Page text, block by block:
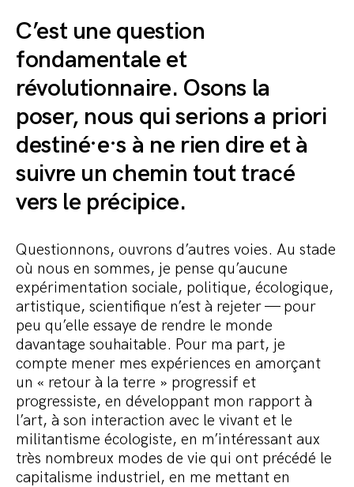
C’est une question
fondamentale et
révolutionnaire. Osons la
poser, nous qui serions a priori
destiné·e·s à ne rien dire et à
suivre un chemin tout tracé
vers le précipice.
Questionnons, ouvrons d’autres voies. Au stade
où nous en sommes, je pense qu’aucune
expérimentation sociale, politique, écologique,
artistique, scientifique n’est à rejeter — pour
peu qu’elle essaye de rendre le monde
davantage souhaitable. Pour ma part, je
compte mener mes expériences en amorçant
un « retour à la terre » progressif et
progressiste, en développant mon rapport à
l’art, à son interaction avec le vivant et le
militantisme écologiste, en m’intéressant aux
très nombreux modes de vie qui ont précédé le
capitalisme industriel, en me mettant en